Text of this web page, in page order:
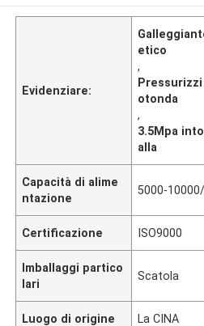
Evidenziare:
etico
,
otonda
,
3.5Mpa
alla
Capacità di alime
ntazione
5000-
Certificazione ISO9000
Imballaggi partico
lari
Scatola
Luogo di origine La CINA